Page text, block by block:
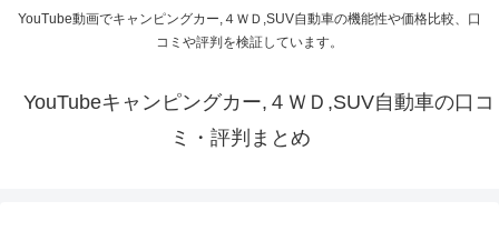
YouTube動画でキャンピングカー,４ＷＤ,SUV自動車の機能性や価格比較、口
コミや評判を検証しています。
YouTubeキャンピングカー,４ＷＤ,SUV自動車の口コ
ミ・評判まとめ